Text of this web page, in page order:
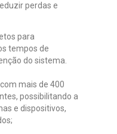
perdas e
para
tempos de
do sistema.
mais de 400
possibilitando a
e dispositivos,